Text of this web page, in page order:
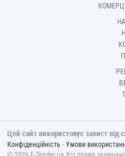
Цей сайт використовує захист від
Конфіденційність - Умови